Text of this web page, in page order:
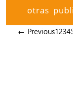
otras
← Previous1234